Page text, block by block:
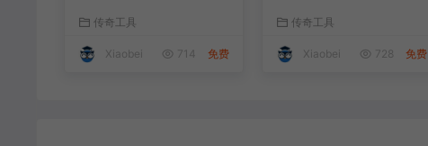
传奇工具
Xiaobei 714 免费
传奇工具
Xiaobei 728 免费